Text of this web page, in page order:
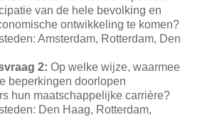
van de hele bevolking en
ontwikkeling te komen?
Amsterdam, Rotterdam, Den
2: Op welke wijze, waarmee
beperkingen doorlopen
hun maatschappelijke carrière?
Den Haag, Rotterdam,